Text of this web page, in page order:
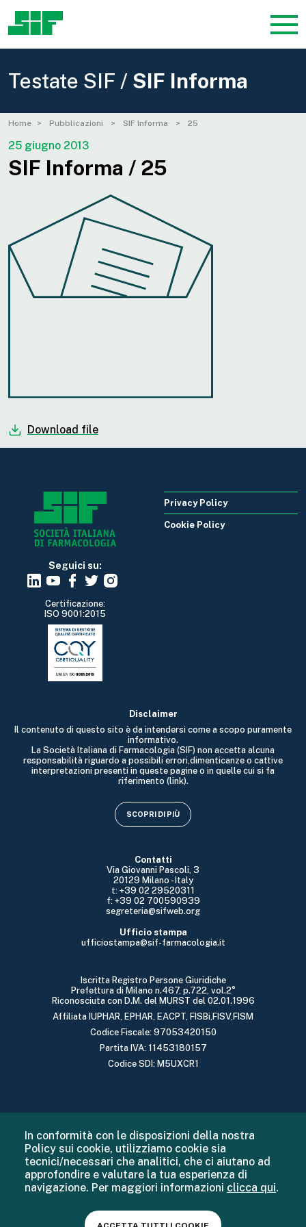
Testate SIF / SIF Informa
Home Pubblicazioni SIF Informa 25
25 giugno 2013
SIF Informa / 25
Download file
Seguici su:
Certificazione:
ISO 9001:2015
Contatti
Via Giovanni Pascoli, 3
20129 Milano - Italy
t: +39 02 29520311
f: +39 02 700590939
segreteria@sifweb.org
Ufficio stampa
ufficiostampa@sif-farmacologia.it
Iscritta Registro Persone Giuridiche
Prefettura di Milano n.467, p.722, vol.2°
Riconosciuta con D.M. del MURST del 02.01.1996
Affiliata IUPHAR, EPHAR, EACPT, FISBi,FISV,FISM
Codice Fiscale: 97053420150
Partita IVA: 11453180157
Codice SDI: M5UXCR1
Disclaimer
Il contenuto di questo sito è da intendersi come a scopo puramente
informativo.
La Società Italiana di Farmacologia (SIF) non accetta alcuna
responsabilità riguardo a possibili errori,dimenticanze o cattive
interpretazioni presenti in queste pagine o in quelle cui si fa
riferimento (link).
SCOPRI DI PIÙ
Privacy Policy
Cookie Policy
In conformità con le disposizioni della nostra
Policy sui cookie, utilizziamo cookie sia
tecnici/necessari che analitici, che ci aiutano ad
approfondire e valutare la tua esperienza di
navigazione. Per maggiori informazioni clicca qui.